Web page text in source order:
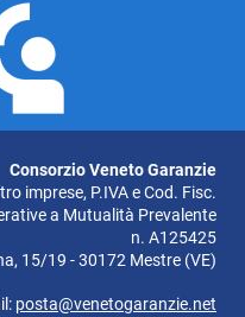
Consorzio Veneto Garanzie
imprese, P.IVA e Cod. Fisc.
a Mutualità Prevalente
n. A125425
15/19 - 30172 Mestre (VE)
posta@venetogaranzie.net